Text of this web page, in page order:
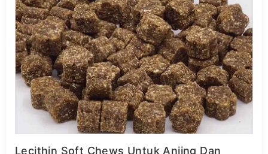
Lecithin Soft Chews Untuk Anjing Dan